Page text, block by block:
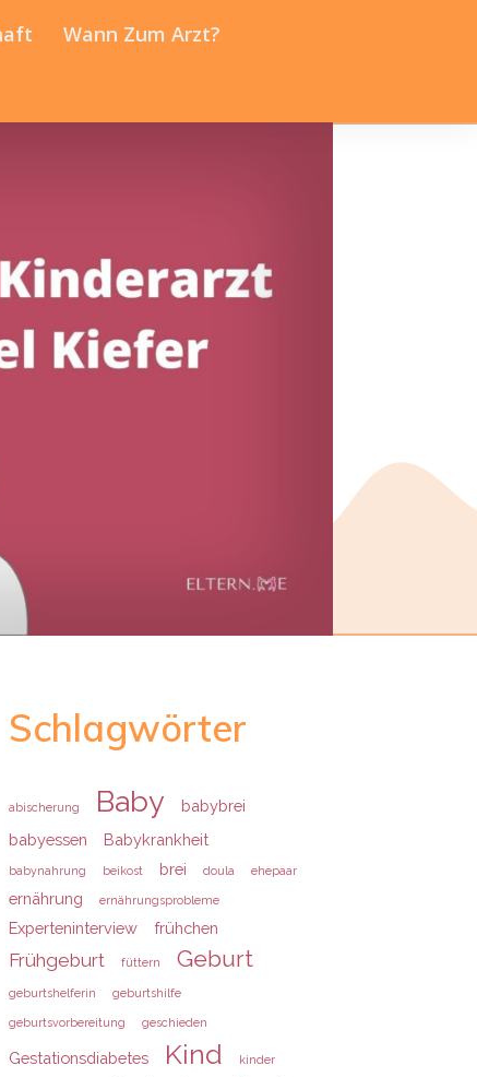
Wann Zum Arzt?
Schlagwörter
abischerung Baby
babybrei
babyessen
Babykrankheit
babynahrung beikost brei doula ehepaar
ernährung ernährungsprobleme
Experteninterview frühchen
Frühgeburt füttern Geburt
geburtshelferin geburtshilfe
geburtsvorbereitung geschieden
Gestationsdiabetes Kind kinder